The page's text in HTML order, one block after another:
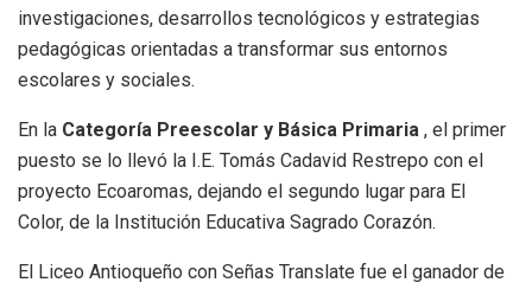
investigaciones, desarrollos tecnológicos y estrategias
pedagógicas orientadas a transformar sus entornos
escolares y sociales.
En la Categoría Preescolar y Básica Primaria , el primer
puesto se lo llevó la I.E. Tomás Cadavid Restrepo con el
proyecto Ecoaromas, dejando el segundo lugar para El
Color, de la Institución Educativa Sagrado Corazón.
El Liceo Antioqueño con Señas Translate fue el ganador de